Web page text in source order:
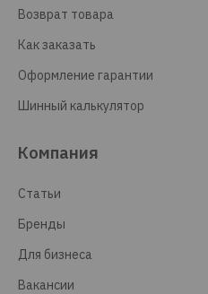
Возврат товара
Как заказать
Оформление гарантии
Шинный калькулятор
Компания
Статьи
Бренды
Для бизнеса
Вакансии